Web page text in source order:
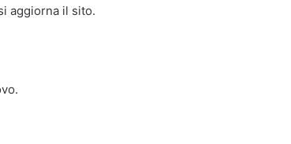
aggiorna il sito.